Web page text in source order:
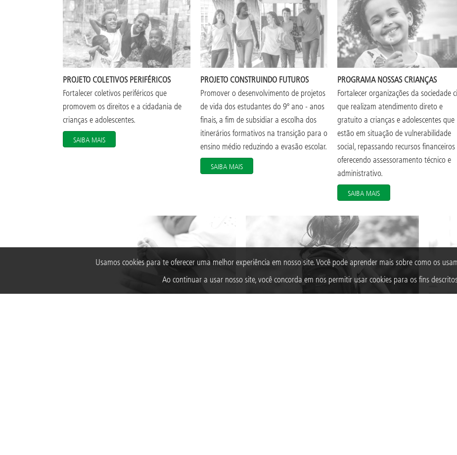
Usamos cookies para te oferecer uma melhor experiência em nosso site. Você pode aprender mais sobre como os
Ao continuar a usar nosso site, você concorda em nos permitir usar cookies para os fins
PROJETO COLETIVOS PERIFÉRICOS
Fortalecer coletivos periféricos que
promovem os direitos e a cidadania de
crianças e adolescentes.
SAIBA MAIS
PROJETO CONSTRUINDO FUTUROS
Promover o desenvolvimento de projetos
de vida dos estudantes do 9º ano - anos
finais, a fim de subsidiar a escolha dos
itinerários formativos na transição para o
ensino médio reduzindo a evasão escolar.
SAIBA MAIS
PROGRAMA NOSSAS CRIANÇAS
Fortalecer organizações da sociedade
que realizam atendimento direto e
gratuito a crianças e adolescentes que
estão em situação de vulnerabilidade
social, repassando recursos financeiros
oferecendo assessoramento técnico e
administrativo.
SAIBA MAIS